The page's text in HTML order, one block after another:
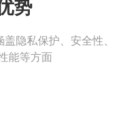
势
隐私保护、安全性、
能等方面